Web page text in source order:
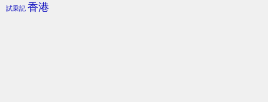
試乗記 香港